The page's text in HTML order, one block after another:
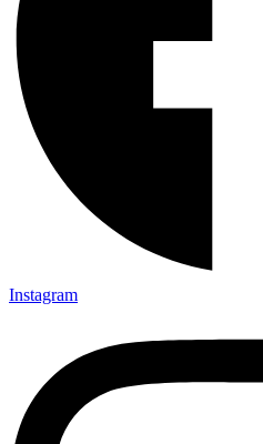
Instagram